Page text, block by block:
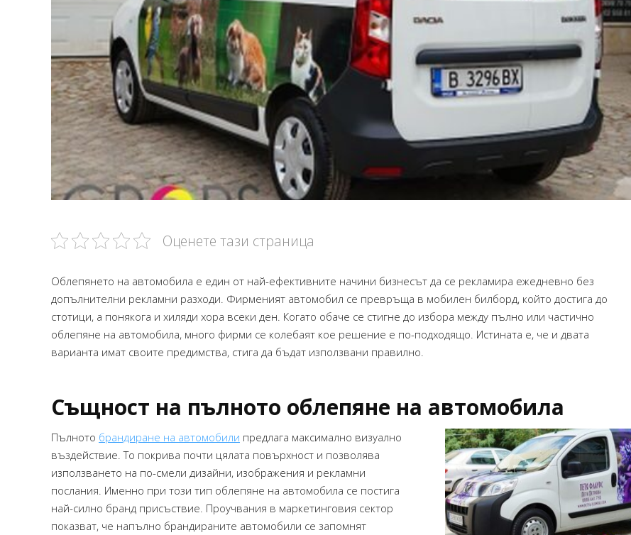
Оценете тази страница
Облепянето на автомобила е един от най-ефективните начини бизнесът да се рекламира ежедневно без
допълнителни рекламни разходи. Фирменият автомобил се превръща в мобилен билборд, който достига до
стотици, а понякога и хиляди хора всеки ден. Когато обаче се стигне до избора между пълно или частично
облепяне на автомобила, много фирми се колебаят кое решение е по-подходящо. Истината е, че и двата
варианта имат своите предимства, стига да бъдат използвани правилно.
Същност на пълното облепяне на автомобила
Пълното брандиране на автомобили предлага максимално визуално
въздействие. То покрива почти цялата повърхност и позволява
използването на по-смели дизайни, изображения и рекламни
послания. Именно при този тип облепяне на автомобила се постига
най-силно бранд присъствие. Проучвания в маркетинговия сектор
показват, че напълно брандираните автомобили се запомнят